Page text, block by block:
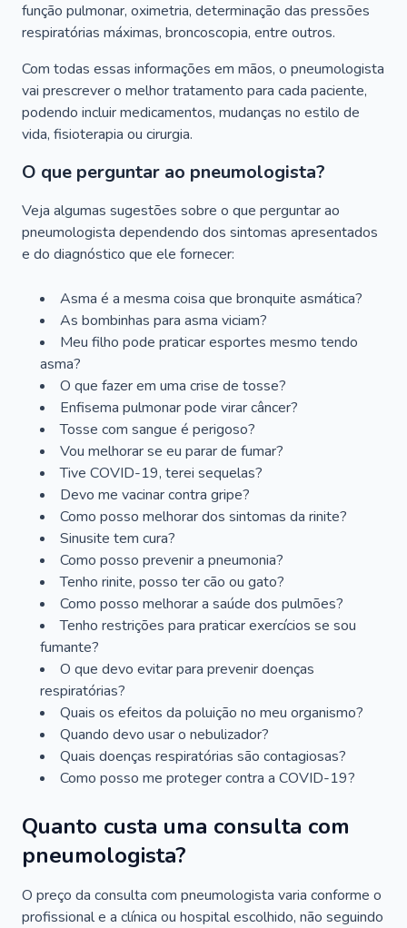
função pulmonar, oximetria, determinação das pressões
respiratórias máximas, broncoscopia, entre outros.
Com todas essas informações em mãos, o pneumologista
vai prescrever o melhor tratamento para cada paciente,
podendo incluir medicamentos, mudanças no estilo de
vida, fisioterapia ou cirurgia.
O que perguntar ao pneumologista?
Veja algumas sugestões sobre o que perguntar ao
pneumologista dependendo dos sintomas apresentados
e do diagnóstico que ele fornecer:
Asma é a mesma coisa que bronquite asmática?
As bombinhas para asma viciam?
Meu filho pode praticar esportes mesmo tendo
asma?
O que fazer em uma crise de tosse?
Enfisema pulmonar pode virar câncer?
Tosse com sangue é perigoso?
Vou melhorar se eu parar de fumar?
Tive COVID-19, terei sequelas?
Devo me vacinar contra gripe?
Como posso melhorar dos sintomas da rinite?
Sinusite tem cura?
Como posso prevenir a pneumonia?
Tenho rinite, posso ter cão ou gato?
Como posso melhorar a saúde dos pulmões?
Tenho restrições para praticar exercícios se sou
fumante?
O que devo evitar para prevenir doenças
respiratórias?
Quais os efeitos da poluição no meu organismo?
Quando devo usar o nebulizador?
Quais doenças respiratórias são contagiosas?
Como posso me proteger contra a COVID-19?
Quanto custa uma consulta com
pneumologista?
O preço da consulta com pneumologista varia conforme o
profissional e a clínica ou hospital escolhido, não seguindo